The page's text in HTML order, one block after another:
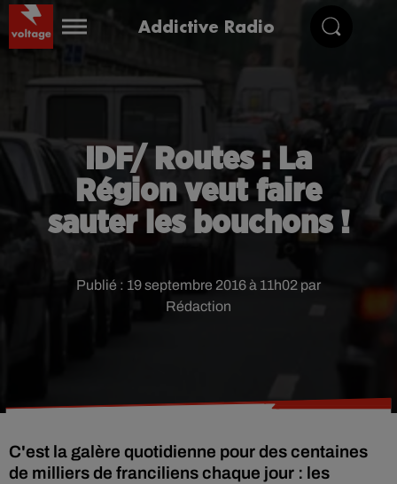
Addictive Radio
IDF/ Routes : La
Région veut faire
sauter les bouchons !
Publié : 19 septembre 2016 à 11h02 par
Rédaction
C'est la galère quotidienne pour des centaines
de milliers de franciliens chaque jour : les